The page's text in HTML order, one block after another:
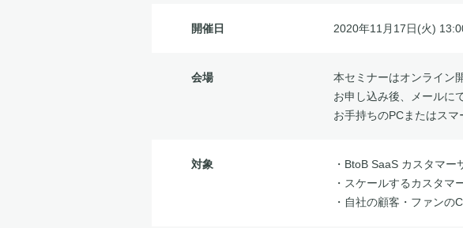
開催日 2020年11月17日(火)
会場
本セミナーはオンライン
お申し込み後、メールに
お手持ちのPCまたはスマ
対象
・BtoB SaaS カスタマー
・スケールするカスタマ
・自社の顧客・ファンの